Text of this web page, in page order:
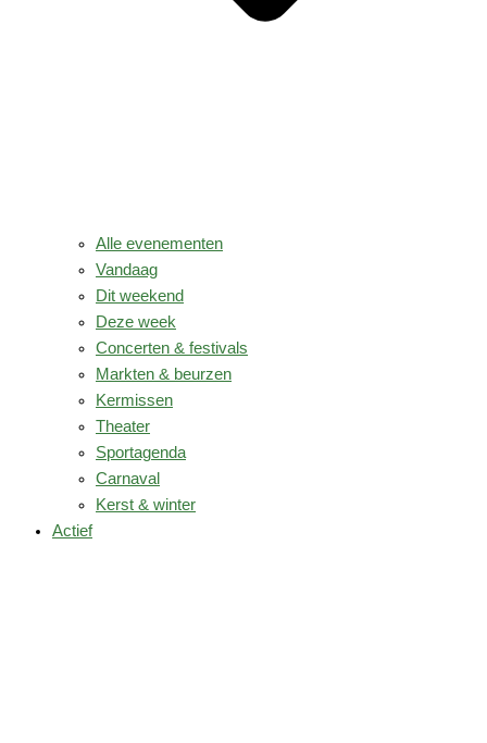
Alle evenementen
Vandaag
Dit weekend
Deze week
Concerten & festivals
Markten & beurzen
Kermissen
Theater
Sportagenda
Carnaval
Kerst & winter
Actief